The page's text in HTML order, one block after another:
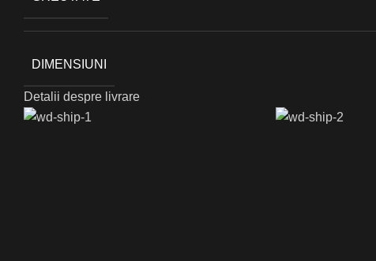
DIMENSIUNI
Detalii despre livrare